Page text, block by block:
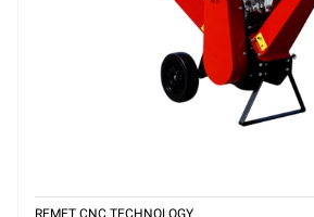
REMET CNC TECHNOLOGY